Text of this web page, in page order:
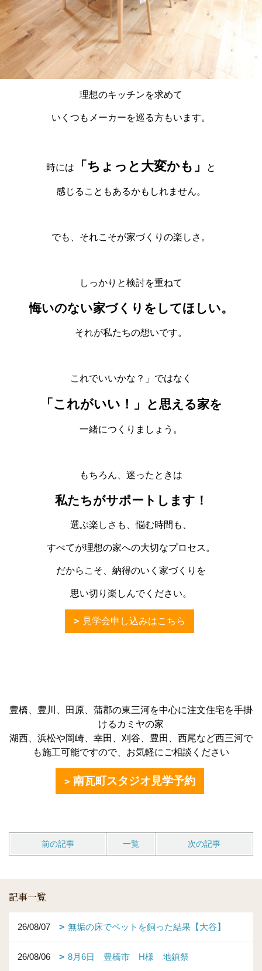
理想のキッチンを求めて
いくつもメーカーを巡る方もいます。
時には 「ちょっと大変かも」 と
感じることもあるかもしれません。
でも、それこそが家づくりの楽しさ。
しっかりと検討を重ねて
悔いのない家づくりをしてほしい。
それが私たちの想いです。
これでいいかな？」ではなく
「これがいい！」 と思える家を
一緒につくりましょう。
もちろん、迷ったときは
私たちがサポートします！
選ぶ楽しさも、悩む時間も、
すべてが理想の家への大切なプロセス。
だからこそ、納得のいく家づくりを
思い切り楽しんでください。
見学会申し込みはこちら
豊橋、豊川、田原、蒲郡の東三河を中心に注文住宅を手掛
けるカミヤの家
湖西、浜松や岡崎、幸田、刈谷、豊田、西尾など西三河で
も施工可能ですので、お気軽にご相談ください
南瓦町スタジオ見学予約
前の記事 一覧 次の記事
記事一覧
26/08/07 無垢の床でペットを飼った結果【大谷】
26/08/06 8月6日 豊橋市 H様 地鎮祭